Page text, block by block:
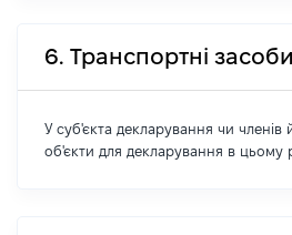
6. Транспортні засоби
У суб'єкта декларування чи членів
об'єкти для декларування в цьому